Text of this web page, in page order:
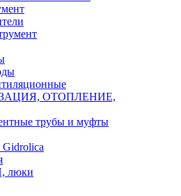
ОТОПЛЕНИЕ,
трубы и муфты
люки